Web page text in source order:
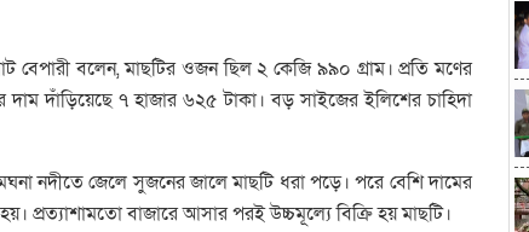
বেপারী বলেন, মাছটির ওজন ছিল ২ কেজি ৯৯০ গ্রাম। প্রতি মণের
দাঁড়িয়েছে ৭ হাজার ৬২৫ টাকা। বড় সাইজের ইলিশের চাহিদা
নদীতে জেলে সুজনের জালে মাছটি ধরা পড়ে। পরে বেশি দামের
প্রত্যাশামতো বাজারে আসার পরই উচ্চমূল্যে বিক্রি হয় মাছটি।